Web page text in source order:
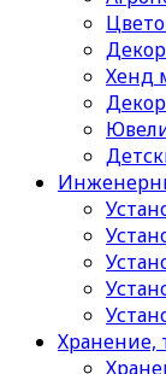
Хенд
Хранение,